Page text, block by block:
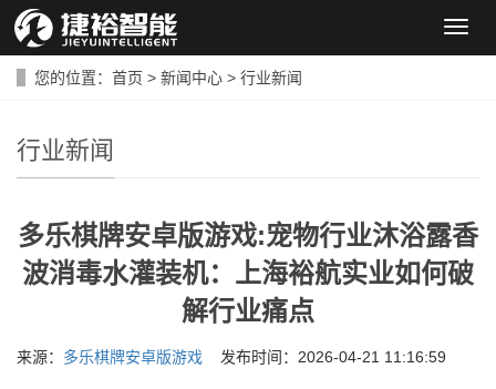
导
您的位置： 首页 > 新闻中心 > 行业新闻
行业新闻
多乐棋牌安卓版游戏:宠物行业沐浴露香
波消毒水灌装机：上海裕航实业如何破
解行业痛点
来源： 多乐棋牌安卓版游戏 发布时间：2026-04-21 11:16:59